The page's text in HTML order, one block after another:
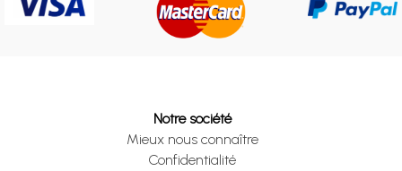
Notre société
Mieux nous connaître
Confidentialité